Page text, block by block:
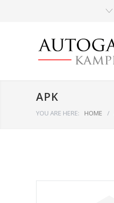
APK
YOU ARE HERE: HOME /